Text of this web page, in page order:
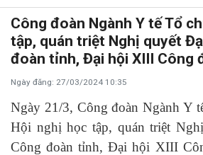
Công đoàn Ngành Y tế Tổ
tập, quán triệt Nghị quyết
đoàn tỉnh, Đại hội XIII Công
Ngày đăng: 27/03/2024 10:35
Ngày 21/3, Công đoàn Ngành Y
Hội nghị học tập, quán triệt
Công đoàn tỉnh, Đại hội XIII